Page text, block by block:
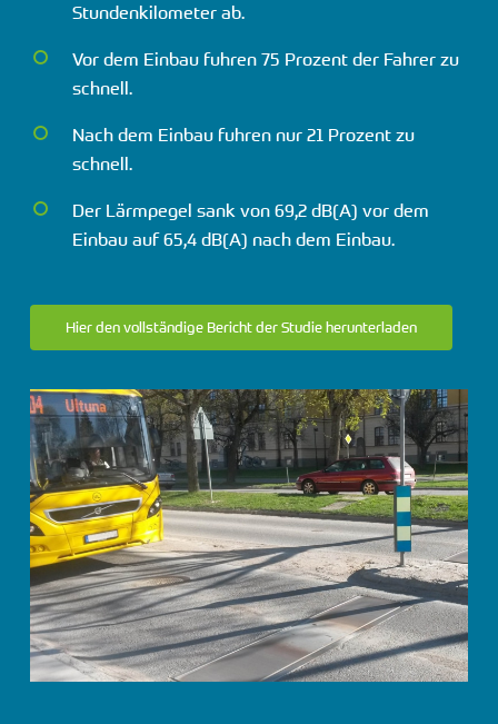
Stundenkilometer ab.
Vor dem Einbau fuhren 75 Prozent der Fahrer zu
schnell.
Nach dem Einbau fuhren nur 21 Prozent zu
schnell.
Der Lärmpegel sank von 69,2 dB(A) vor dem
Einbau auf 65,4 dB(A) nach dem Einbau.
Hier den vollständige Bericht der Studie herunterladen